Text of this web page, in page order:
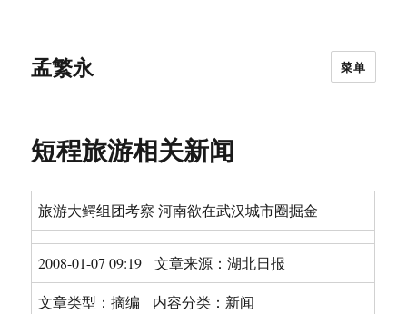
孟繁永 菜单
短程旅游相关新闻
旅游大鳄组团考察 河南欲在武汉城市圈掘金
2008-01-07 09:19 文章来源：湖北日报
文章类型：摘编 内容分类： 新闻